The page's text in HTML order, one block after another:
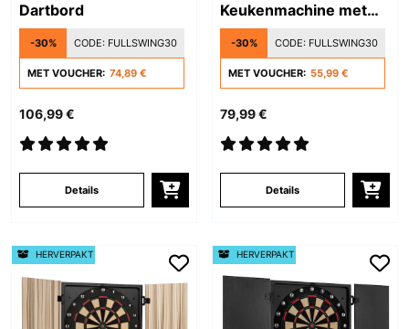
Dartbord
-30% CODE: FULLSWING30
MET VOUCHER: 74,89 €
106,99 €
Details
Keukenmachine met
Vleesmolen Wit
-30% CODE: FULLSWING30
MET VOUCHER: 55,99 €
79,99 €
Details
HERVERPAKT HERVERPAKT